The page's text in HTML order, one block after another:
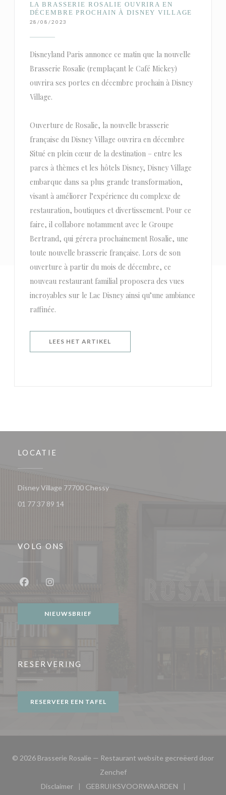
LA BRASSERIE ROSALIE OUVRIRA EN
DÉCEMBRE PROCHAIN À DISNEY VILLAGE
28/08/2023
Disneyland Paris annonce ce matin que la nouvelle
Brasserie Rosalie (remplaçant le Café Mickey)
ouvrira ses portes en décembre prochain à Disney
Village.
Ouverture de Rosalie, la nouvelle brasserie
française du Disney Village ouvrira en décembre
Situé en plein cœur de la destination – entre les
parcs à thèmes et les hôtels Disney, Disney Village
embarque dans sa plus grande transformation,
visant à améliorer l’expérience du complexe de
restauration, boutiques et divertissement. Pour ce
faire, il collabore notamment avec le Groupe
Bertrand, qui gérera prochainement Rosalie, une
toute nouvelle brasserie française. Lors de son
ouverture à partir du mois de décembre, ce
nouveau restaurant familial proposera des vues
incroyables sur le Lac Disney ainsi qu’une ambiance
raffinée.
LEES HET ARTIKEL
LOCATIE
Disney Village 77700 Chessy((opent in een nieuw venster))
01 77 37 89 14
VOLG ONS
NIEUWSBRIEF
RESERVERING
RESERVEER EEN TAFEL
© 2026 Brasserie Rosalie — Restaurant website gecreëerd door
Zenchef((opent in een nieuw venster))
Disclaimer
((opent in een nieuw venster))
GEBRUIKSVOORWAARDEN
((opent in een nieuw